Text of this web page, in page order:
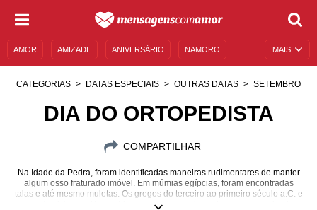
MAIS
AMOR AMIZADE ANIVERSÁRIO NAMORO
CATEGORIAS DATAS ESPECIAIS OUTRAS DATAS SETEMBRO
DIA DO ORTOPEDISTA
COMPARTILHAR
Na Idade da Pedra, foram identificadas maneiras rudimentares de manter
algum osso fraturado imóvel. Em múmias egípcias, foram encontradas
talas e até mesmo muletas. Os gregos do terceiro ao primeiro século a.C. e
os anatomistas de Alexandria podem ser considerados como os primeiros